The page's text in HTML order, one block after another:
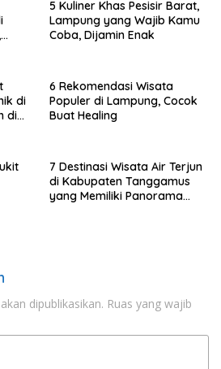
5 Kuliner Khas Pesisir Barat,
Lampung yang Wajib Kamu
Coba, Dijamin Enak
di
di
6 Rekomendasi Wisata
Populer di Lampung, Cocok
Buat Healing
7 Destinasi Wisata Air Terjun
di Kabupaten Tanggamus
yang Memiliki Panorama
dipublikasikan. Ruas yang wajib